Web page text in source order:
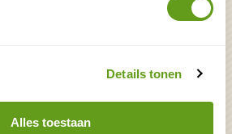
Details tonen
Alles toestaan